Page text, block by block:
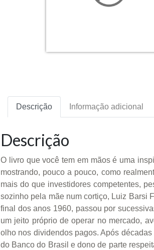
Descrição Informação adicional
Descrição
O livro que você tem em mãos é uma
mostrando, pouco a pouco, como
mais do que investidores competentes,
sozinho pela mãe num cortiço, Luiz Barsi
final dos anos 1960, passou por
um jeito próprio de operar no mercado,
olho nos dividendos pagos. Após
do Banco do Brasil e dono de parte